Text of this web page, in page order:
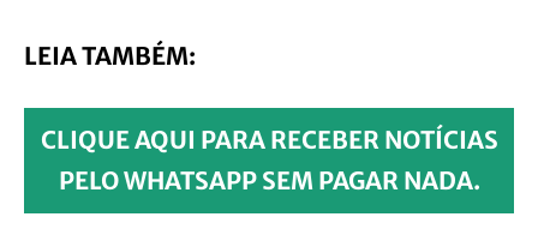
LEIA TAMBÉM:
CLIQUE AQUI PARA RECEBER NOTÍCIAS
PELO WHATSAPP SEM PAGAR NADA.